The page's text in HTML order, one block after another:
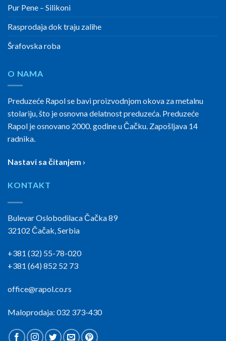
Pur Pene – Silikoni
Rasprodaja dok traju zalihe
Šrafovska roba
O NAMA
Preduzeće Rapol se bavi proizvodnjom okova za metalnu
stolariju, što je osnovna delatnost preduzeća. Preduzeće
Rapol je osnovano 2000. godine u Čačku. Zapošljava 14
radnika.
Nastavi sa čitanjem ›
KONTAKT
Bulevar Oslobodilaca Čačka 89
32102 Čačak, Serbia
+381 (32) 55-78-020
+381 (64) 852 52 73
office@rapol.co.rs
Maloprodaja: 032 373-430